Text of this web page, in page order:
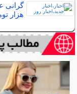
گرانی
هزار